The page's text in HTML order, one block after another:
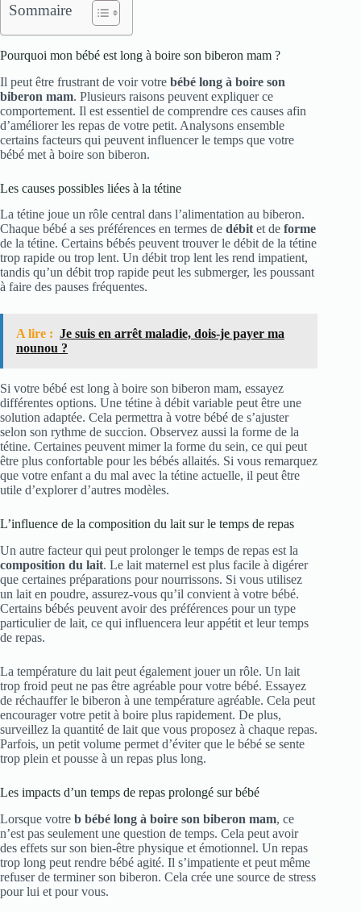
Sommaire
Pourquoi mon bébé est long à boire son biberon mam ?
Il peut être frustrant de voir votre bébé long à boire son
biberon mam. Plusieurs raisons peuvent expliquer ce
comportement. Il est essentiel de comprendre ces causes afin
d’améliorer les repas de votre petit. Analysons ensemble
certains facteurs qui peuvent influencer le temps que votre
bébé met à boire son biberon.
Les causes possibles liées à la tétine
La tétine joue un rôle central dans l’alimentation au biberon.
Chaque bébé a ses préférences en termes de débitet de forme
de la tétine. Certains bébés peuvent trouver le débit de la tétine
trop rapide ou trop lent. Un débit trop lent les rend impatient,
tandis qu’un débit trop rapide peut les submerger, les poussant
à faire des pauses fréquentes.
A lire : Je suis en arrêt maladie, dois-je payer ma
nounou ?
Si votre bébé est long à boire son biberon mam, essayez
différentes options. Une tétine à débit variable peut être une
solution adaptée. Cela permettra à votre bébé de s’ajuster
selon son rythme de succion. Observez aussi la forme de la
tétine. Certaines peuvent mimer la forme du sein, ce qui peut
être plus confortable pour les bébés allaités. Si vous remarquez
que votre enfant a du mal avec la tétine actuelle, il peut être
utile d’explorer d’autres modèles.
L’influence de la composition du lait sur le temps de repas
Un autre facteur qui peut prolonger le temps de repas est la
composition du lait. Le lait maternel est plus facile à digérer
que certaines préparations pour nourrissons. Si vous utilisez
un lait en poudre, assurez-vous qu’il convient à votre bébé.
Certains bébés peuvent avoir des préférences pour un type
particulier de lait, ce qui influencera leur appétit et leur temps
de repas.
La température du lait peut également jouer un rôle. Un lait
trop froid peut ne pas être agréable pour votre bébé. Essayez
de réchauffer le biberon à une température agréable. Cela peut
encourager votre petit à boire plus rapidement. De plus,
surveillez la quantité de lait que vous proposez à chaque repas.
Parfois, un petit volume permet d’éviter que le bébé se sente
trop plein et pousse à un repas plus long.
Les impacts d’un temps de repas prolongé sur bébé
Lorsque votre b bébé long à boire son biberon mam, ce
n’est pas seulement une question de temps. Cela peut avoir
des effets sur son bien-être physique et émotionnel. Un repas
trop long peut rendre bébé agité. Il s’impatiente et peut même
refuser de terminer son biberon. Cela crée une source de stress
pour lui et pour vous.